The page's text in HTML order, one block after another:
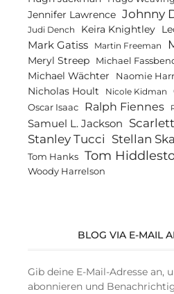
Jennifer Lawrence Johnny
Judi Dench Keira Knightley
Mark Gatiss Martin Freeman
Meryl Streep Michael
Michael Wächter Naomie
Nicholas Hoult Nicole Kidman
Oscar Isaac Ralph Fiennes
Samuel L. Jackson
Stanley Tucci Stellan
Tom Hanks Tom
Woody Harrelson
BLOG VIA E-MAIL
Gib deine E-Mail-Adresse an,
abonnieren und